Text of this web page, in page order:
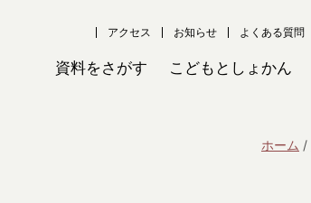
アクセス お知らせ よくある質問
資料をさがす こどもとしょかん
ホーム